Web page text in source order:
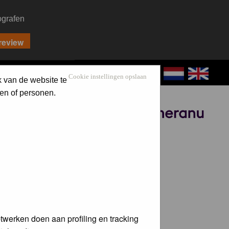
Cookie instellingen opslaan
van de website te
of personen.
doen aan profiling en tracking